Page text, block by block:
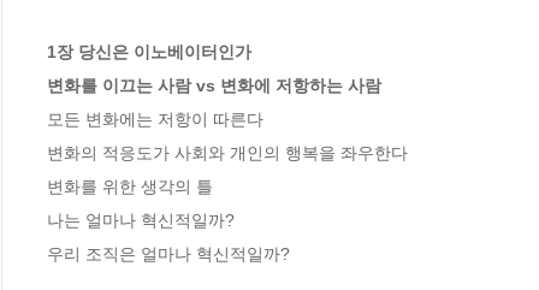
1장 당신은 이노베이터인가
변화를 이끄는 사람 vs 변화에 저항하는 사람
모든 변화에는 저항이 따른다
변화의 적응도가 사회와 개인의 행복을 좌우한다
변화를 위한 생각의 틀
나는 얼마나 혁신적일까?
우리 조직은 얼마나 혁신적일까?